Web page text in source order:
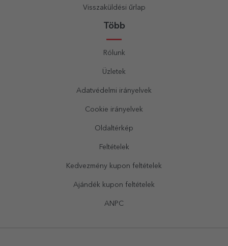
Visszaküldési űrlap
Több
Rólunk
Üzletek
Adatvédelmi irányelvek
Cookie irányelvek
Oldaltérkép
Feltételek
Kedvezmény kupon feltételek
Ajándék kupon feltételek
ANPC